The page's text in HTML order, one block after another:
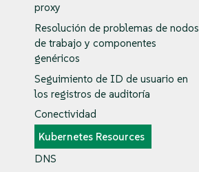
proxy
Resolución de problemas de nodos
de trabajo y componentes
genéricos
Seguimiento de ID de usuario en
los registros de auditoría
Conectividad
Kubernetes Resources
DNS